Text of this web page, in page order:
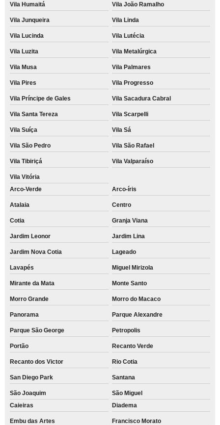
Vila Humaitá Vila João Ramalho
Vila Junqueira Vila Linda
Vila Lucinda Vila Lutécia
Vila Luzita Vila Metalúrgica
Vila Musa Vila Palmares
Vila Pires Vila Progresso
Vila Príncipe de Gales Vila Sacadura Cabral
Vila Santa Tereza Vila Scarpelli
Vila Suíça Vila Sá
Vila São Pedro Vila São Rafael
Vila Tibiriçá Vila Valparaíso
Vila Vitória
Arco-Verde
Arco-íris
Atalaia Centro
Cotia Granja Viana
Jardim Leonor Jardim Lina
Jardim Nova Cotia Lageado
Lavapés Miguel Mirizola
Mirante da Mata Monte Santo
Morro Grande Morro do Macaco
Panorama Parque Alexandre
Parque São George Petropolis
Portão Recanto Verde
Recanto dos Victor Rio Cotia
San Diego Park Santana
São Joaquim
São Miguel
Caieiras
Diadema
Embu das Artes Francisco Morato